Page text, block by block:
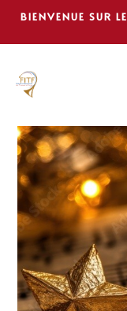
BIENVENUE SUR